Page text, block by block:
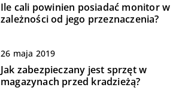
Ile cali powinien posiadać monitor w
zależności od jego przeznaczenia?
26 maja 2019
Jak zabezpieczany jest sprzęt w
magazynach przed kradzieżą?